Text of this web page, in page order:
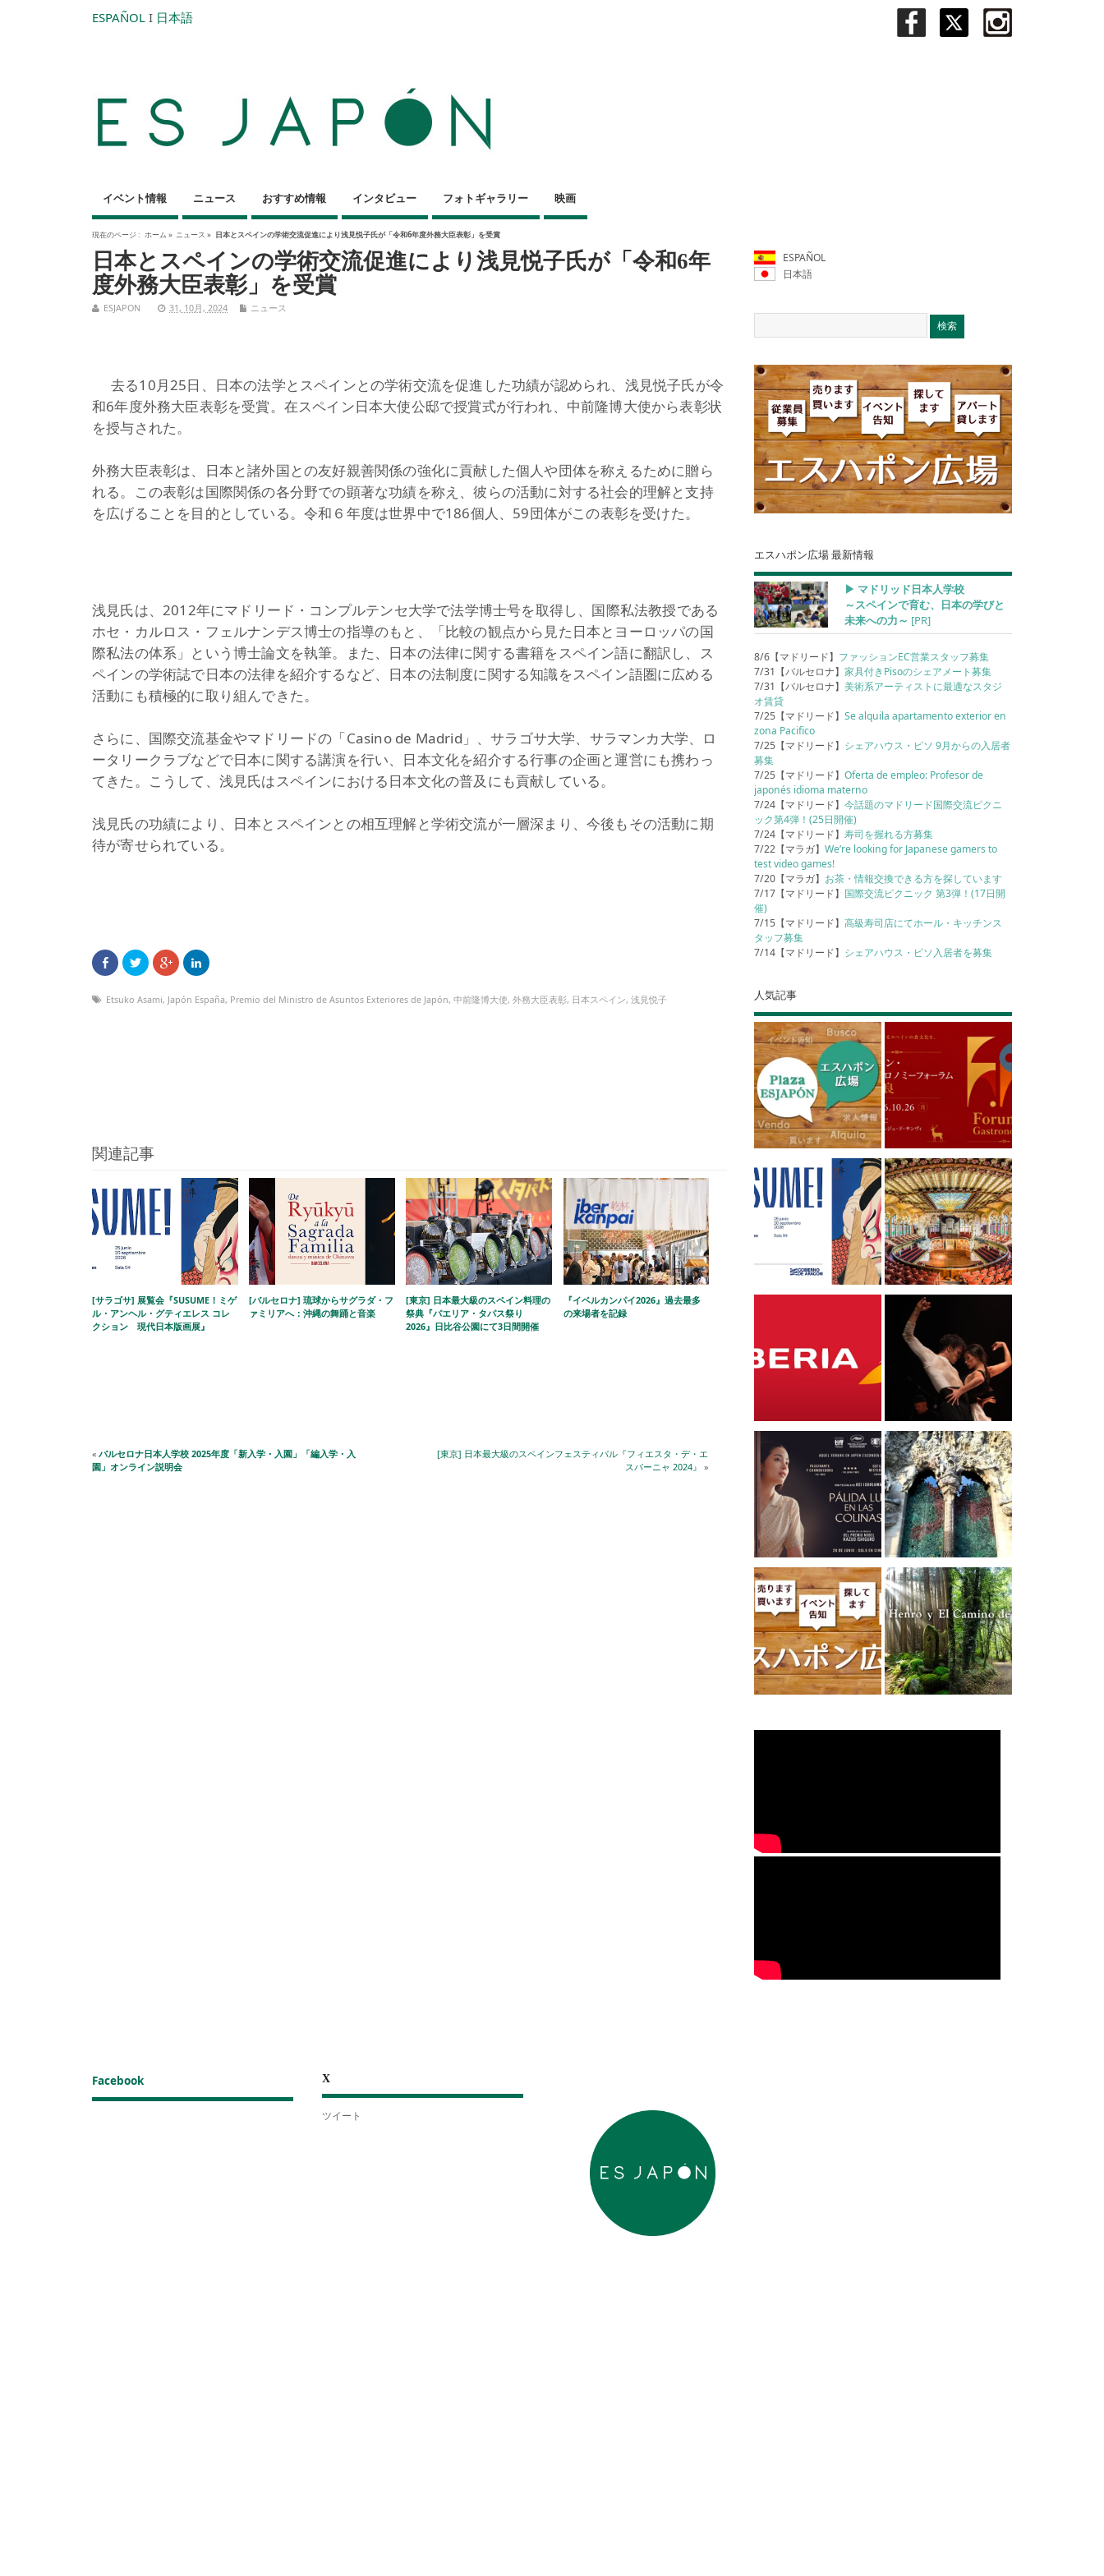
ESPAÑOL I 日本語
イベント情報 ニュース おすすめ情報 インタビュー フォトギャラリー 映画
現在のページ : ホーム » ニュース » 日本とスペインの学術交流促進により浅見悦子氏が「令和6年度外務大臣表彰」を受賞
日本とスペインの学術交流促進により浅見悦子氏が「令和6年
度外務大臣表彰」を受賞
ESJAPON 31, 10月, 2024 ニュース
去る10月25日、日本の法学とスペインとの学術交流を促進した功績が認められ、浅見悦子氏が令
和6年度外務大臣表彰を受賞。在スペイン日本大使公邸で授賞式が行われ、中前隆博大使から表彰状
を授与された。
外務大臣表彰は、日本と諸外国との友好親善関係の強化に貢献した個人や団体を称えるために贈ら
れる。この表彰は国際関係の各分野での顕著な功績を称え、彼らの活動に対する社会的理解と支持
を広げることを目的としている。令和６年度は世界中で186個人、59団体がこの表彰を受けた。
浅見氏は、2012年にマドリード・コンプルテンセ大学で法学博士号を取得し、国際私法教授である
ホセ・カルロス・フェルナンデス博士の指導のもと、「比較の観点から見た日本とヨーロッパの国
際私法の体系」という博士論文を執筆。また、日本の法律に関する書籍をスペイン語に翻訳し、ス
ペインの学術誌で日本の法律を紹介するなど、日本の法制度に関する知識をスペイン語圏に広める
活動にも積極的に取り組んできた。
さらに、国際交流基金やマドリードの「Casino de Madrid」、サラゴサ大学、サラマンカ大学、ロ
ータリークラブなどで日本に関する講演を行い、日本文化を紹介する行事の企画と運営にも携わっ
てきた。こうして、浅見氏はスペインにおける日本文化の普及にも貢献している。
浅見氏の功績により、日本とスペインとの相互理解と学術交流が一層深まり、今後もその活動に期
待が寄せられている。
Etsuko Asami, Japón España, Premio del Ministro de Asuntos Exteriores de Japón, 中前隆博大使, 外務大臣表彰, 日本スペイン, 浅見悦子
関連記事
[サラゴサ] 展覧会『SUSUME！ミゲ
ル・アンヘル・グティエレス コレ
クション 現代日本版画展』
[バルセロナ] 琉球からサグラダ・フ
ァミリアへ：沖縄の舞踊と音楽
[東京] 日本最大級のスペイン料理の
祭典『パエリア・タパス祭り
2026』日比谷公園にて3日間開催
『イベルカンパイ2026』過去最多
の来場者を記録
« バルセロナ日本人学校 2025年度「新入学・入園」「編入学・入
園」オンライン説明会
[東京] 日本最大級のスペインフェスティバル『フィエスタ・デ・エ
スパーニャ 2024』 »
ESPAÑOL
日本語
エスハポン広場 最新情報
▶︎ マドリッド日本人学校
～スペインで育む、日本の学びと
未来への力～ [PR]
8/6【マドリード】 ファッションEC営業スタッフ募集
7/31【バルセロナ】家具付きPisoのシェアメート募集
7/31【バルセロナ】美術系アーティストに最適なスタジ
オ賃貸
7/25【マドリード】Se alquila apartamento exterior en
zona Pacifico
7/25【マドリード】 シェアハウス・ピソ 9月からの入居者
募集
7/25【マドリード】Oferta de empleo: Profesor de
japonés idioma materno
7/24【マドリード】今話題のマドリード国際交流ピクニ
ック第4弾！(25日開催)
7/24【マドリード】寿司を握れる方募集
7/22【マラガ】We’re looking for Japanese gamers to
test video games!
7/20【マラガ】 お茶・情報交換できる方を探しています
7/17【マドリード】 国際交流ピクニック 第3弾！(17日開
催)
7/15【マドリード】高級寿司店にてホール・キッチンス
タッフ募集
7/14【マドリード】 シェアハウス・ピソ入居者を募集
人気記事
Facebook X
ツイート